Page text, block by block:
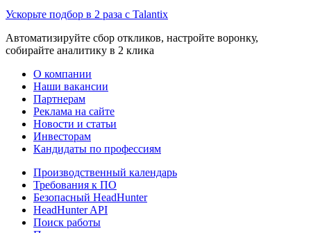
Ускорьте подбор в 2 раза с Talantix
Автоматизируйте сбор откликов, настройте воронку,
собирайте аналитику в 2 клика
О компании
Наши вакансии
Партнерам
Реклама на сайте
Новости и статьи
Инвесторам
Кандидаты по профессиям
Производственный календарь
Требования к ПО
Безопасный HeadHunter
HeadHunter API
Поиск работы